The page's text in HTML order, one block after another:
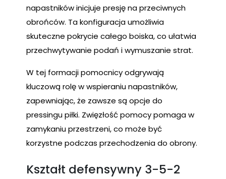
napastników inicjuje presję na przeciwnych
obrońców. Ta konfiguracja umożliwia
skuteczne pokrycie całego boiska, co ułatwia
przechwytywanie podań i wymuszanie strat.
W tej formacji pomocnicy odgrywają
kluczową rolę w wspieraniu napastników,
zapewniając, że zawsze są opcje do
pressingu piłki. Zwięzłość pomocy pomaga w
zamykaniu przestrzeni, co może być
korzystne podczas przechodzenia do obrony.
Kształt defensywny 3-5-2